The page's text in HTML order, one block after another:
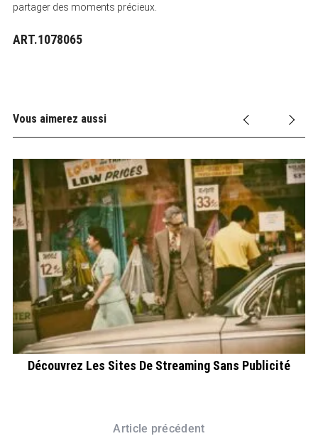
partager des moments précieux.
ART.1078065
Vous aimerez aussi
Découvrez Les Sites De Streaming Sans Publicité
Article précédent